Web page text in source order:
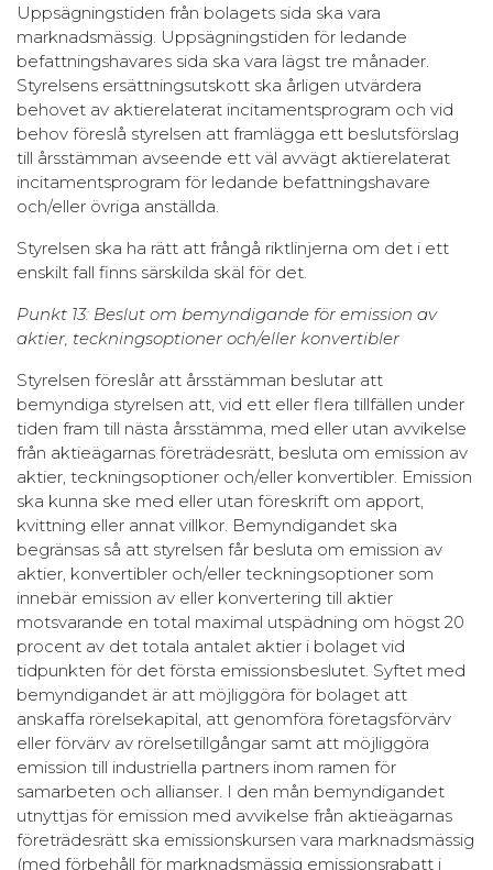
Uppsägningstiden från bolagets sida ska vara
marknadsmässig. Uppsägningstiden för ledande
befattningshavares sida ska vara lägst tre månader.
Styrelsens ersättningsutskott ska årligen utvärdera
behovet av aktierelaterat incitamentsprogram och vid
behov föreslå styrelsen att framlägga ett beslutsförslag
till årsstämman avseende ett väl avvägt aktierelaterat
incitamentsprogram för ledande befattningshavare
och/eller övriga anställda.
Styrelsen ska ha rätt att frångå riktlinjerna om det i ett
enskilt fall finns särskilda skäl för det.
Punkt 13: Beslut om bemyndigande för emission av
aktier, teckningsoptioner och/eller konvertibler
Styrelsen föreslår att årsstämman beslutar att
bemyndiga styrelsen att, vid ett eller flera tillfällen under
tiden fram till nästa årsstämma, med eller utan avvikelse
från aktieägarnas företrädesrätt, besluta om emission av
aktier, teckningsoptioner och/eller konvertibler. Emission
ska kunna ske med eller utan föreskrift om apport,
kvittning eller annat villkor. Bemyndigandet ska
begränsas så att styrelsen får besluta om emission av
aktier, konvertibler och/eller teckningsoptioner som
innebär emission av eller konvertering till aktier
motsvarande en total maximal utspädning om högst 20
procent av det totala antalet aktier i bolaget vid
tidpunkten för det första emissionsbeslutet. Syftet med
bemyndigandet är att möjliggöra för bolaget att
anskaffa rörelsekapital, att genomföra företagsförvärv
eller förvärv av rörelsetillgångar samt att möjliggöra
emission till industriella partners inom ramen för
samarbeten och allianser. I den mån bemyndigandet
utnyttjas för emission med avvikelse från aktieägarnas
företrädesrätt ska emissionskursen vara marknadsmässig
(med förbehåll för marknadsmässig emissionsrabatt i